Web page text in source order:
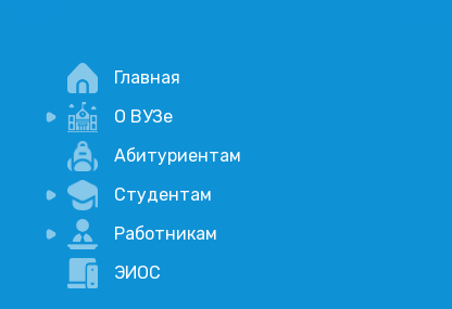
Главная
О ВУЗе
Новости
Учебный процесс
Научная деятельность
Абитуриентам
Студентам
Портал дистанционого обучения
Академические отпуска
Работникам
Внимание, опрос!
ЭИОС